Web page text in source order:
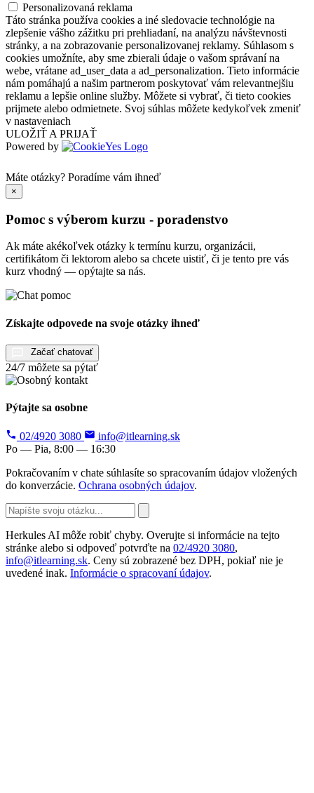
Personalizovaná reklama
Táto stránka používa cookies a iné sledovacie technológie na
zlepšenie vášho zážitku pri prehliadaní, na analýzu návštevnosti
stránky, a na zobrazovanie personalizovanej reklamy. Súhlasom s
cookies umožníte, aby sme zbierali údaje o vašom správaní na
webe, vrátane ad_user_data a ad_personalization. Tieto informácie
nám pomáhajú a našim partnerom poskytovať vám relevantnejšiu
reklamu a lepšie online služby. Môžete si vybrať, či tieto cookies
prijmete alebo odmietnete. Svoj súhlas môžete kedykoľvek zmeniť
v nastaveniach
ULOŽIŤ A PRIJAŤ
Powered by
Máte otázky? Poradíme vám ihneď
×
Pomoc s výberom kurzu - poradenstvo
Ak máte akékoľvek otázky k termínu kurzu, organizácii,
certifikátom či lektorom alebo sa chcete uistiť, či je tento pre vás
kurz vhodný — opýtajte sa nás.
Získajte odpovede na svoje otázky ihneď
Začať chatovať
24/7 môžete sa pýtať
Pýtajte sa osobne
02/4920 3080
info@itlearning.sk
Po — Pia, 8:00 — 16:30
Pokračovaním v chate súhlasíte so spracovaním údajov vložených
do konverzácie. Ochrana osobných údajov.
Herkules AI môže robiť chyby. Overujte si informácie na tejto
stránke alebo si odpoveď potvrďte na 02/4920 3080,
info@itlearning.sk. Ceny sú zobrazené bez DPH, pokiaľ nie je
uvedené inak. Informácie o spracovaní údajov.